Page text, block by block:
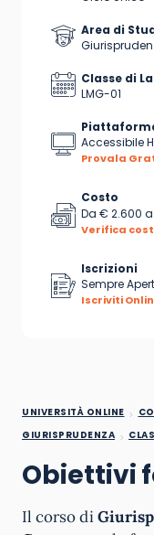
Area di
Classe di
LMG-01
Accessibile
Provala
Costo
Da € 2.600 a
Verifica
Iscrizioni
Sempre
Iscriviti
UNIVERSITÀ ONLINE
GIURISPRUDENZA
Obiettivi
Il corso di